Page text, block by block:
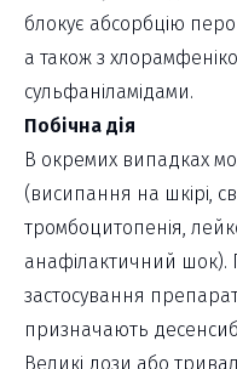
блокує абсорбцію
а також з
сульфаніламідами.
Побічна дія
В окремих випадках
(висипання на шкірі,
тромбоцитопенія,
анафілактичний шок).
застосування
призначають
Великі дози або